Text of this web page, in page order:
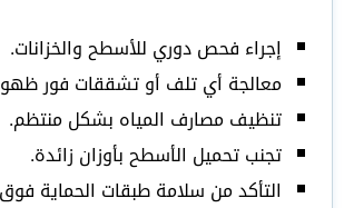
إجراء فحص دوري للأسطح والخزانات.
معالجة أي تلف أو تشققات فور
تنظيف مصارف المياه بشكل منتظم.
تجنب تحميل الأسطح بأوزان زائدة.
التأكد من سلامة طبقات الحماية